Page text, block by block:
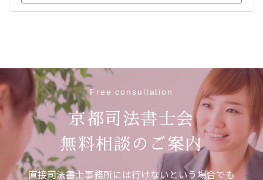
Free consultation
京都司法書士会
無料相談のご案内
直接司法書士事務所には行けないという場合でも